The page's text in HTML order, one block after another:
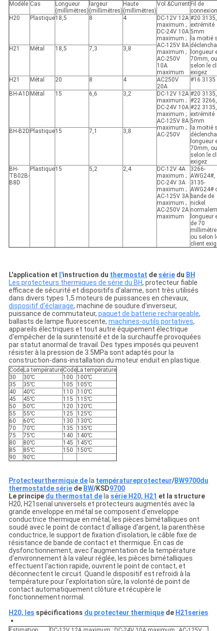
Modèle Cas
Longueur
(millimètres)
largeur
(millimètres)
Haute
(millimètres)
Vol.&Current Fil de
connexion
H20
Plastique18,5 8 4
DC-12V 12A
maximum ;
DC-24V 10A
maximum ;
AC-125V 8A
maximum ;
AC-250V
10A
maximum
#20 3135,
extrémité
5mm
la moitié
longueur
70mm, ou
selon le
exigez
H21 Métal 18,5 7,3 3,8
H21 Métal 20 8 4
AC250V
20A
#16 3135
BH-A1D Métal 15 6,6 3,2
DC-12V 12A
maximum ;
DC-24V 10A
maximum ;
AC-125V 8A
maximum ;
AC-250V
#20 3135,
#22 3266,
#22 3135,
extrémité
5mm
la moitié
longueur
70mm, ou
selon le
exigez
BH-B2D Plastique15 7,1 3,8
BH-
TB02B-
B8D
Plastique15 5,2 2,4
DC-12V 4A
maximum ;
DC-24V 3A
maximum ;
AC-125V 3A
maximum ;
AC-250V 2A
maximum
3266-
AWG24#,
3135-
AWG24#
bande de
nickel
longueur
de 70
ou selon
client
L'application et l'instruction du thermostat de sériedu BH
Les protecteurs thermiques de série du BH, protecteur fiable
efficace de sécurité et dispositifs d'alarme, sont très utilisés
dans divers types 1,5 moteurs de puissances en chevaux,
dispositif d'éclairage, machine de soudure d'inverseur,
puissance de commutateur, paquet de batterie rechargeable,
ballasts de lampe fluorescente, machines-outils portatives,
appareils électriques et tout autre équipement électrique
d'empêcher de la surintensité et de la surchauffe provoquées
par statut anormal de travail. Des types imposés qui peuvent
résister à la pression de 3.5MPa sont adaptés pour la
construction-dans-installation du moteur enduit en plastique.
Code La températureCode La température
30
30℃ 100
100℃
35
35℃ 105
105℃
40
40℃ 110
110℃
45
45℃ 115
115℃
50
50℃ 120
120℃
55
55℃ 125
125℃
60
60℃ 130
130℃
70
70℃ 135
135℃
75
75℃ 140
140℃
80
80℃ 145
145℃
85
85℃ 150
150℃
90
90℃
Protecteurthermique dela températureprotecteur/BW9700du
thermostatde sériede BW/KSD9700
Le principe du thermostat dela série H20, H21 et la structure
H20, H21serial universels et protecteurs augmentés avec la
grande enveloppe en métal se composent d'enveloppe
conductrice thermique en métal, les pièces bimétalliques ont
soudé avec le point de contact d'alliage d'argent, la parenthèse
conductrice, le support de fixation d'isolation, le câble fixe de
résistance de bande de contact et thermique. En cas de
dysfonctionnement, avec l'augmentation de la température
d'environnement à la valeur réglée, les pièces bimétalliques
effectuent l'action rapide, ouvrent le point de contact, et
déconnectent le circuit. Quand le dispositif est refroidi à la
température pour l'exploitation sûre, la volonté de point de
contact automatiquement clôture et récupère le
fonctionnement normal.
H20, les spécifications du protecteur thermiquede H21series